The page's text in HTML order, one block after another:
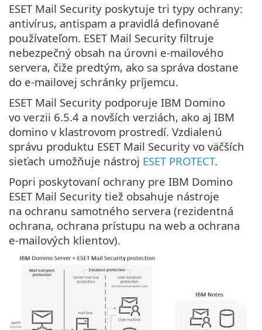
ESET Mail Security poskytuje tri typy ochrany:
antivírus, antispam a pravidlá definované
používateľom. ESET Mail Security filtruje
nebezpečný obsah na úrovni e‑mailového
servera, čiže predtým, ako sa správa dostane
do e‑mailovej schránky príjemcu.
ESET Mail Security podporuje IBM Domino
vo verzii 6.5.4 a novších verziách, ako aj IBM
domino v klastrovom prostredí. Vzdialenú
správu produktu ESET Mail Security vo väčších
sieťach umožňuje nástroj ESET PROTECT.
Popri poskytovaní ochrany pre IBM Domino
ESET Mail Security tiež obsahuje nástroje
na ochranu samotného servera (rezidentná
ochrana, ochrana prístupu na web a ochrana
e‑mailových klientov).